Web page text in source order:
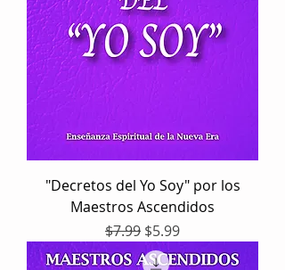
"Decretos del Yo Soy" por los
Maestros Ascendidos
Precio
$7.99 Precio de oferta
$5.99